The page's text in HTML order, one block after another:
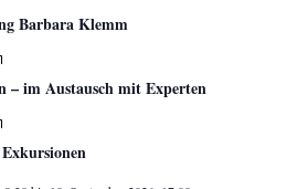
Barbara Klemm
– im Austausch mit Experten